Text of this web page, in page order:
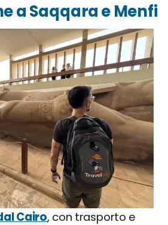
a Saqqara e Menfi
Cairo, con trasporto e